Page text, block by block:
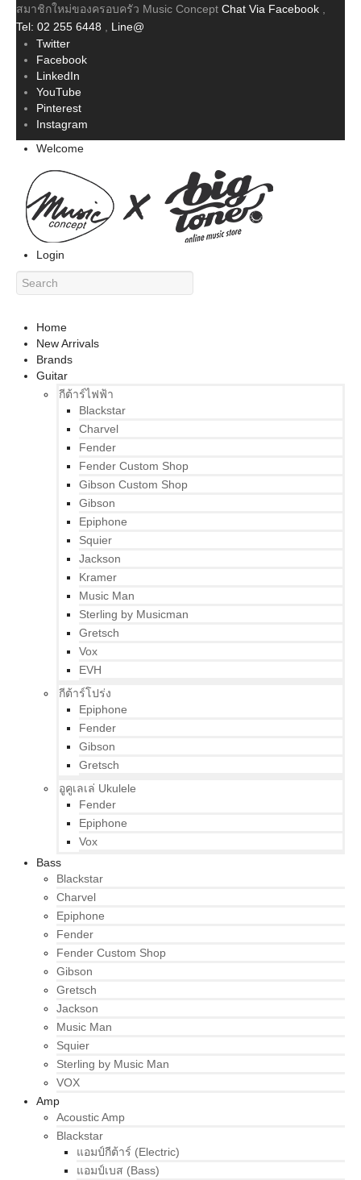
สมาชิกใหม่ของครอบครัว Music Concept Chat Via Facebook
Tel: 02 255 6448
Line@
Twitter
Facebook
LinkedIn
YouTube
Pinterest
Instagram
Welcome
Login
Home
New Arrivals
Brands
Guitar
กีต้าร์ไฟฟ้า
Blackstar
Charvel
Fender
Fender Custom Shop
Gibson Custom Shop
Gibson
Epiphone
Squier
Jackson
Kramer
Music Man
Sterling by Musicman
Gretsch
Vox
EVH
กีต้าร์โปร่ง
Epiphone
Fender
Gibson
Gretsch
อูคูเลเล่ Ukulele
Fender
Epiphone
Vox
Bass
Blackstar
Charvel
Epiphone
Fender
Fender Custom Shop
Gibson
Gretsch
Jackson
Music Man
Squier
Sterling by Music Man
VOX
Amp
Acoustic Amp
Blackstar
แอมป์กีต้าร์ (Electric)
แอมป์เบส (Bass)